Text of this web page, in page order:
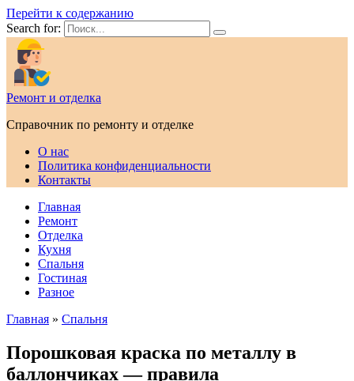
Перейти к содержанию
Search for:
Ремонт и отделка
Справочник по ремонту и отделке
О нас
Политика конфиденциальности
Контакты
Главная
Ремонт
Отделка
Кухня
Спальня
Гостиная
Разное
Главная » Спальня
Порошковая краска по металлу в
баллончиках — правила